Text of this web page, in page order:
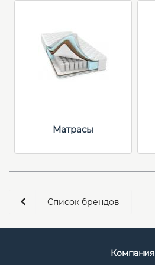
Матрасы
Список брендов
Компания